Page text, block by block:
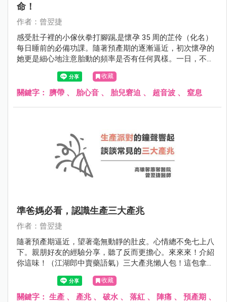
命！
作者：曾翌捷
感受肚子裡的小傢伙拳打腳踢,是懷孕 35 周的芷伶（化名）
每日睡前的必備功課。隨著預產期的逐漸逼近，初次懷孕的
她更是細心地注意胎動的頻率是否有任何異樣。一日，不論
她再怎麼活動筋骨或是享用點心，腹中胎兒始終不像往常般
地好動。心中隱約感到不對勁的她趕緊到產房做更進一步的
檢查。
收藏
關鍵字： 臍帶 、 胎心音 、 胎兒窘迫 、 超音波 、 窒息
準爸媽必看，認識生產三大產兆
作者：曾翌捷
隨著預產期逼近，望著毫無動靜的肚皮。心情總不免七上八
下。親朋好友的經驗分享，聽了反而更擔心。來來來！介紹
你這味！（江湖郎中賣藥語氣）三大產兆懶人包！這包拿回
去！包你鎮定安神，緩解焦慮，神清氣爽地迎接心愛的寶寶
收藏
關鍵字： 生產 、 產兆、 破水 、 落紅 、 陣痛 、 預產期 、